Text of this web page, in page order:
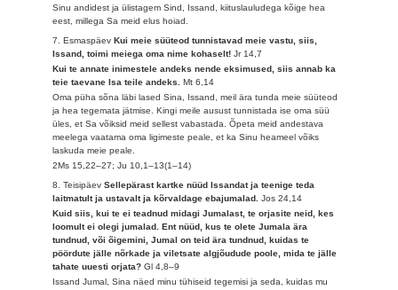
Sinu andidest ja ülistagem Sind, Issand, kiituslauludega kõige hea
eest, millega Sa meid elus hoiad.
7. EsmaspäevKui meie süüteod tunnistavad meie vastu, siis,
Issand, toimi meiega oma nime kohaselt!Jr 14,7
Kui te annate inimestele andeks nende eksimused, siis annab ka
teie taevane Isa teile andeks.Mt 6,14
Oma püha sõna läbi lased Sina, Issand, meil ära tunda meie süüteod
ja hea tegemata jätmise. Kingi meile ausust tunnistada ise oma süü
üles, et Sa võiksid meid sellest vabastada. Õpeta meid andestava
meelega vaatama oma ligimeste peale, et ka Sinu heameel võiks
laskuda meie peale.
2Ms 15,22–27; Ju 10,1–13(1–14)
8. TeisipäevSellepärast kartke nüüd Issandat ja teenige teda
laitmatult ja ustavalt ja kõrvaldage ebajumalad.Jos 24,14
Kuid siis, kui te ei teadnud midagi Jumalast, te orjasite neid, kes
loomult ei olegi jumalad. Ent nüüd, kus te olete Jumala ära
tundnud, või õigemini, Jumal on teid ära tundnud, kuidas te
pöördute jälle nõrkade ja viletsate algjõudude poole, mida te jälle
tahate uuesti orjata?Gl 4,8–9
Issand Jumal, Sina näed minu tühiseid tegemisi ja seda, kuidas mu